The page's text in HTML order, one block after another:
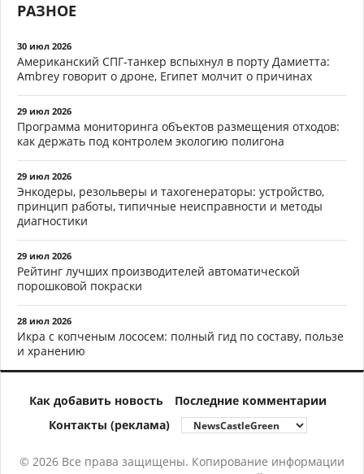
РАЗНОЕ
30 июл 2026
Американский СПГ-танкер вспыхнул в порту Дамиетта:
Ambrey говорит о дроне, Египет молчит о причинах
29 июл 2026
Программа мониторинга объектов размещения отходов:
как держать под контролем экологию полигона
29 июл 2026
Энкодеры, резольверы и тахогенераторы: устройство,
принцип работы, типичные неисправности и методы
диагностики
29 июл 2026
Рейтинг лучших производителей автоматической
порошковой покраски
28 июл 2026
Икра с копченым лососем: полный гид по составу, пользе
и хранению
Как добавить новость
Последние комментарии
Контакты (реклама)
© 2026 Все права защищены. Копирование информации